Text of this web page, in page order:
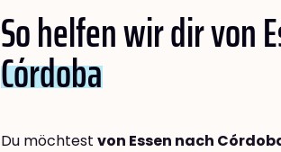
So helfen wir dir von
Córdoba
Du möchtest von Essen nach